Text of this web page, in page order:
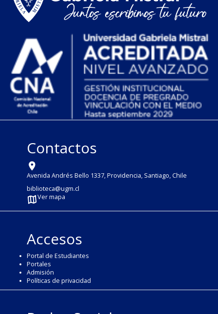
Contactos
Avenida Andrés Bello 1337, Providencia, Santiago, Chile
biblioteca@ugm.cl
Ver mapa
Accesos
Portal de Estudiantes
Portales
Admisión
Políticas de privacidad